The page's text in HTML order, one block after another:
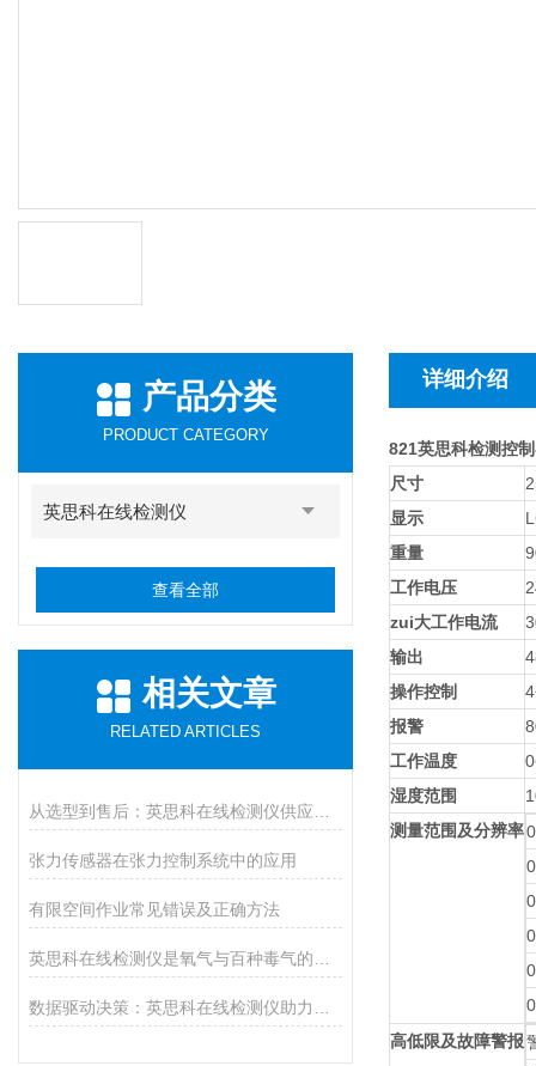
产品分类
PRODUCT CATEGORY
英思科在线检测仪
查看全部
相关文章
RELATED ARTICLES
张力传感器在张力控制系统中的应用
有限空间作业常见错误及正确方法
详细介绍
821英思科检测控
尺寸
显示
重量
工作电压
zui大工作电流
输出
操作控制
报警
工作温度
湿度范围
测量范围及分辨率
高低限及故障警报